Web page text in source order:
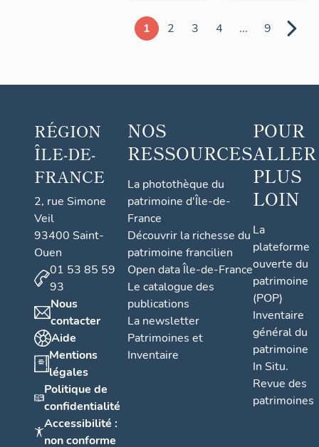
1 2 3 4 ... 9
RÉGION
ÎLE-DE-
FRANCE
2, rue Simone
Veil
93400 Saint-
Ouen
01 53 85 59
93
Nous
contacter
Aide
Mentions
légales
Politique de
confidentialité
Accessibilité :
non conforme
NOS
RESSOURCES
La photothèque du
patrimoine d'Île-de-
France
Découvrir la richesse du
patrimoine francilien
Open data Île-de-France
Le catalogue des
publications
La newsletter
Patrimoines et
Inventaire
POUR
ALLER
PLUS
LOIN
La
plateforme
ouverte du
patrimoine
(POP)
Inventaire
général du
patrimoine
In Situ.
Revue des
patrimoines